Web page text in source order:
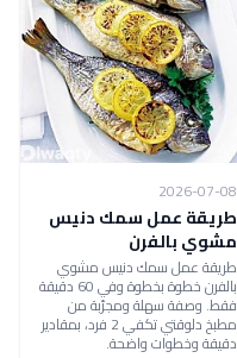
2026-07-08
طريقة عمل سمك دنيس
مشوي بالفرن
طريقة عمل سمك دنيس مشوي
بالفرن خطوة بخطوة وفي 60 دقيقة
فقط. وصفة سهلة ومجرّبة من
مطبخ دلوقتي تكفي 2 فرد، بمقادير
دقيقة وخطوات واضحة.